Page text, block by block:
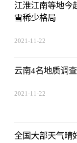
江淮江南等地今
雪稀少格局
2021-11-22
云南4名地质调
2021-11-22
全国大部天气晴